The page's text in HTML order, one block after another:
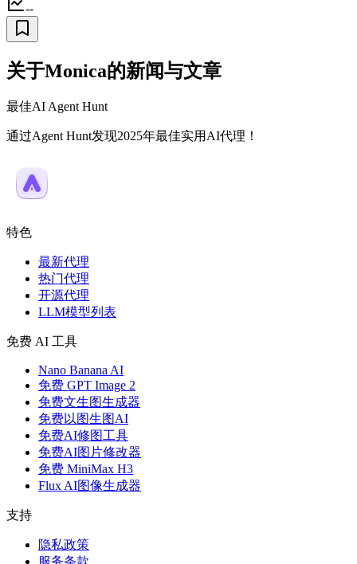
--
关于Monica的新闻与文章
最佳AI Agent Hunt
通过Agent Hunt发现2025年最佳实用AI代理！
特色
最新代理
热门代理
开源代理
LLM模型列表
免费 AI 工具
Nano Banana AI
免费 GPT Image 2
免费文生图生成器
免费以图生图AI
免费AI修图工具
免费AI图片修改器
免费 MiniMax H3
Flux AI图像生成器
支持
隐私政策